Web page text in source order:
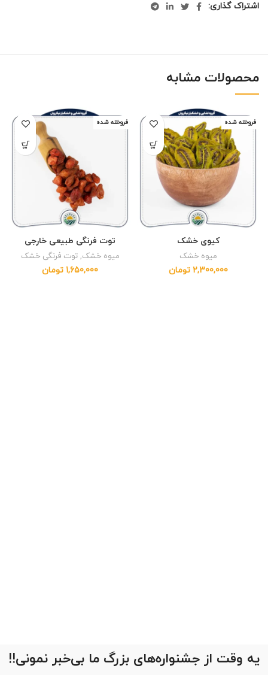
اشتراک گذاری:
محصولات مشابه
فروخته شده
کیوی خشک
میوه خشک
2,300,000 تومان
فروخته شده
توت فرنگی طبیعی خارجی
میوه خشک,توت فرنگی خشک
1,650,000 تومان
یه وقت از جشنواره‌های بزرگ ما بی‌خبر نمونی!!